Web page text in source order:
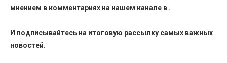
мнением в комментариях на нашем канале в .
И подписывайтесь на итоговую рассылку самых важных
новостей.